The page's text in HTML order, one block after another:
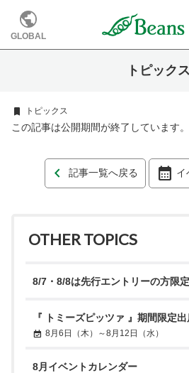
GLOBAL
トピックス
トピックス
この記事は公開期間が終了しています。
記事一覧へ戻る イ
OTHER TOPICS
8/7・8/8は先行エントリーの方限
『 トミーズピッツァ 』期間限定
8月6日（木）～8月12日（水）
8月イベントカレンダー